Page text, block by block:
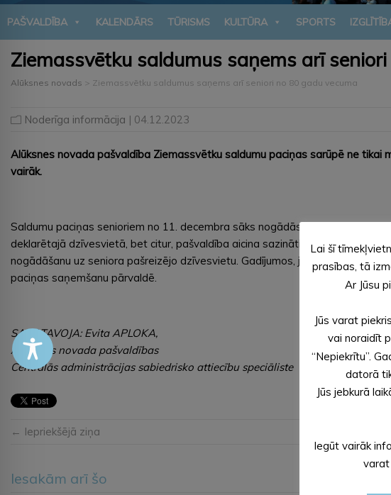
PAŠVALDĪBA KALENDĀRS TŪRISMS KULTŪRA SPORTS
Ziemassvētku saldumus saņems arī
Alūksnes novads > Ziemassvētku saldumus saņems arī seniori no 80 gadu vecuma
Noderīga informācija | 04.12.2023
Alūksnes novada pašvaldība Ziemassvētku saldumu paciņas sarūpē ne
vairāk.
Saldumu paciņas senioriem no 11. decembra sāks nogādās Alūksnes
deklarētajā dzīvesvietā, bet citur, pašvaldība aicina sazināties ar Sociālo
nogādāšanu uz seniora pašreizējo dzīvesvietu. Gadījumos, ja sociālajiem
paciņas saņemšanu pārvaldē.
SAGATAVOJA: Evita APLOKA,
Alūksnes novada pašvaldības
Centrālās administrācijas sabiedrisko attiecību speciāliste
← Iepriekšējā ziņa
Iesakām arī šo
Lai šī
prasības, tā
Ar Jūsu
Jūs varat
vai noraidīt
“Nepiekrītu”.
datorā
Jūs jebkurā
Iegūt vairāk
varat